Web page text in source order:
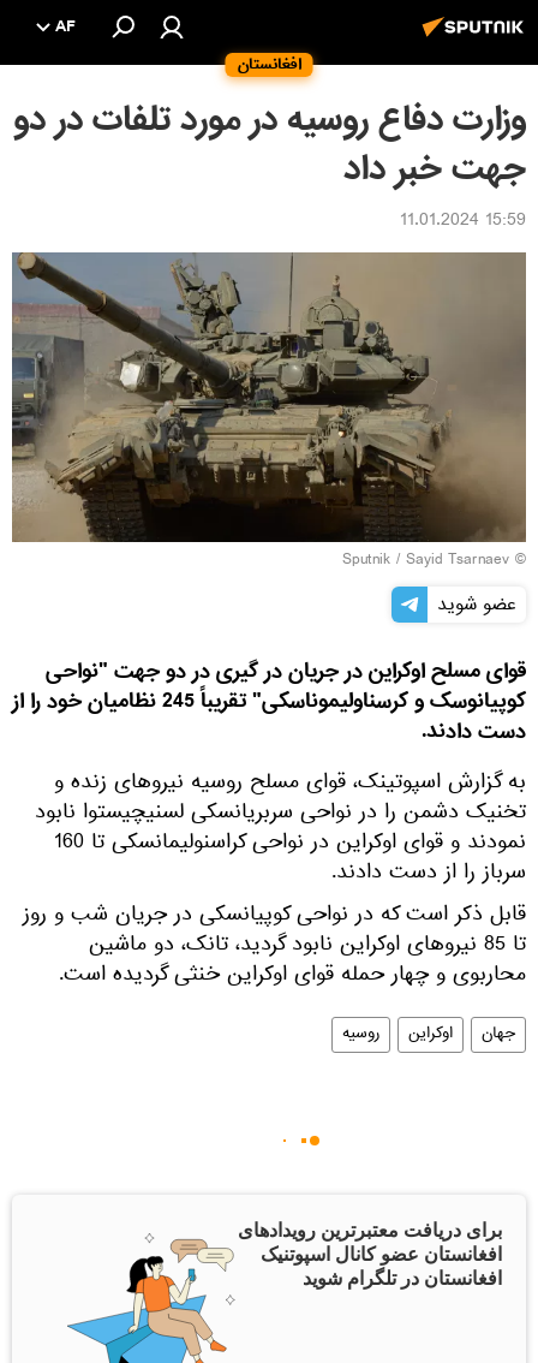
افغانستان
AF
وزارت دفاع روسیه در مورد تلفات در دو
جهت خبر داد
15:59 11.01.2024
© Sputnik / Sayid Tsarnaev
عضو شوید
قوای مسلح اوکراین در جریان در گیری در دو جهت "نواحی
کوپیانوسک و کرسناولیموناسکی" تقریباً 245 نظامیان خود را از
دست دادند.
به گزارش اسپوتینک، قوای مسلح روسیه نیروهای زنده و
تخنیک دشمن را در نواحی سربریانسکی لسنیچیستوا نابود
نمودند و قوای اوکراین در نواحی کراسنولیمانسکی تا 160
سرباز را از دست دادند.
قابل ذکر است که در نواحی کوپیانسکی در جریان شب و روز
تا 85 نیروهای اوکراین نابود گردید، تانک، دو ماشین
محاربوی و چهار حمله قوای اوکراین خنثی گردیده است.
جهان اوکراین روسیه
برای دریافت معتبرترین رویدادهای
افغانستان عضو کانال اسپوتنیک
افغانستان در تلگرام شوید